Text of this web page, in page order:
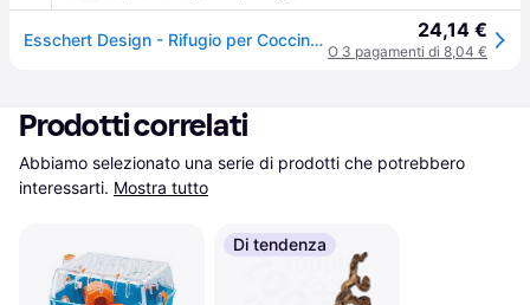
Esschert Design - Rifugio per Coccinelle 24,14 €
O 3 pagamenti di 8,04 €
Prodotti correlati
Abbiamo selezionato una serie di prodotti che potrebbero
interessarti. Mostra tutto
Di tendenza